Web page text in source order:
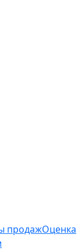
продажОценка